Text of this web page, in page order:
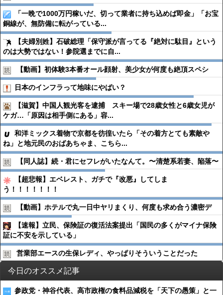
「一晩で1000万円稼いだ、切って業者に持ち込めば即金」「お宝
銅線が、無防備に転がっている...
【夫婦別姓】石破総理「保守派が言ってる『絶対に駄目』という
のは大勢ではない！参院選までに自...
【動画】初体験3本番オール顔射、美少女が何度も絶頂スペシ
日本のインフラって地味にやばい？
【滋賀】中国人観光客を逮捕 スキー場で28歳女性と6歳女児が
ケガ…「原因は相手側にある」容...
和洋ミックス着物で京都を彷徨いたら「その着方とても素敵や
ね」と地元民のおばあちゃま、こちら...
【同人誌】続・君にセフレがいたなんて。〜清楚系若妻、陥落〜
【超悲報】エベレスト、ガチで『改悪』してしま
う！！！！！！！
【動画】ホテルで丸一日中ヤリまくり、何度も求め合う濃密デ
【速報】立民、保険証の復活法案提出「国民の多くがマイナ保険
証に不安を示している」
営業部エースの生保レディ、やっぱりそういうことだった
今日のオススメ記事
参政党・神谷代表、高市政権の食料品減税を「天下の愚策」と一